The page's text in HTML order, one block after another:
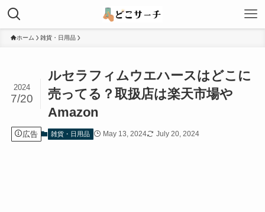
ホーム 雑貨・日用品
ルセラフィムウエハースはどこに
売ってる？取扱店は楽天市場や
Amazon
2024
7/20
広告 雑貨・日用品 May 13, 2024 July 20, 2024